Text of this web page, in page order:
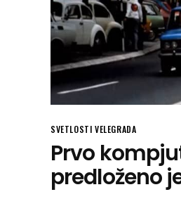
SVETLOSTI VELEGRADA
Prvo
predloženo